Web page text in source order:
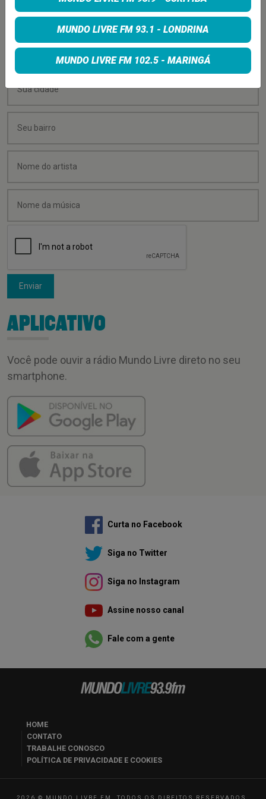
programação? É só preencher os campos abaixo:
Enviar
APLICATIVO
Você pode ouvir a rádio Mundo Livre direto no seu
smartphone.
Curta no Facebook
Siga no Twitter
Siga no Instagram
Assine nosso canal
Fale com a gente
HOME
CONTATO
TRABALHE CONOSCO
POLÍTICA DE PRIVACIDADE E COOKIES
2026 © MUNDO LIVRE FM. TODOS OS DIREITOS RESERVADOS.
MUNDO LIVRE FM 93.1 - LONDRINA
MUNDO LIVRE FM 102.5 - MARINGÁ